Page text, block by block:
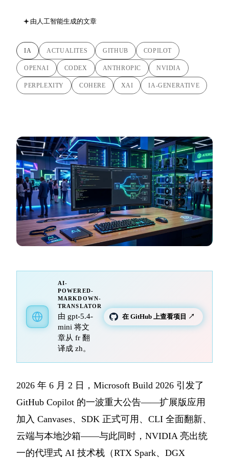
由人工智能生成的文章
IA ACTUALITES GITHUB COPILOT
OPENAI CODEX ANTHROPIC NVIDIA
PERPLEXITY COHERE XAI IA-GENERATIVE
AI-
POWERED-
MARKDOWN-
TRANSLATOR
由 gpt-5.4-
mini 将文
章从 fr 翻
译成 zh。
在 GitHub 上查看项目 ↗
2026 年 6 月 2 日，Microsoft Build 2026 引发了
GitHub Copilot 的一波重大公告——扩展版应用
加入 Canvases、SDK 正式可用、CLI 全面翻新、
云端与本地沙箱——与此同时，NVIDIA 亮出统
一的代理式 AI 技术栈（RTX Spark、DGX